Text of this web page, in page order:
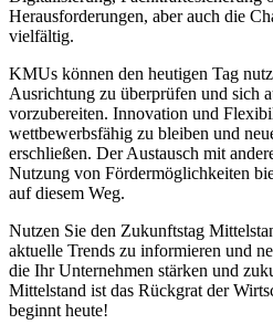
Herausforderungen, aber auch die
vielfältig.
KMUs können den heutigen Tag
Ausrichtung zu überprüfen und sich
vorzubereiten. Innovation und
wettbewerbsfähig zu bleiben und
erschließen. Der Austausch mit
Nutzung von Fördermöglichkeiten
auf diesem Weg.
Nutzen Sie den Zukunftstag
aktuelle Trends zu informieren und
die Ihr Unternehmen stärken und
Mittelstand ist das Rückgrat der
beginnt heute!